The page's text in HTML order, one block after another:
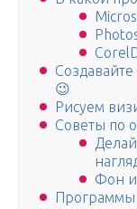
😉
Рисуем
Советы по
Фон и
Программы